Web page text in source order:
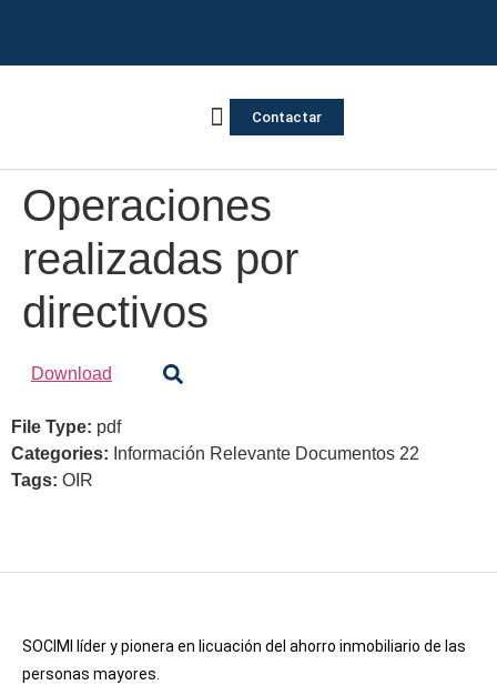
Contactar
Operaciones
realizadas por
directivos
Download
File Type: pdf
Categories: Información Relevante Documentos 22
Tags: OIR
SOCIMI líder y pionera en licuación del ahorro inmobiliario de las
personas mayores.